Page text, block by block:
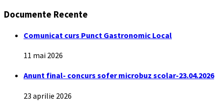
Documente Recente
Comunicat curs Punct Gastronomic Local
11 mai 2026
Anunt final- concurs sofer microbuz scolar-23.04.2026
23 aprilie 2026